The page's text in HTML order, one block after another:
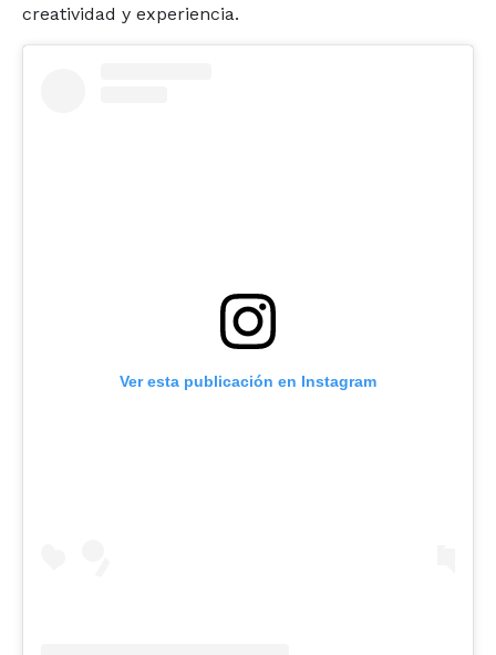
creatividad y experiencia.
Ver esta publicación en Instagram